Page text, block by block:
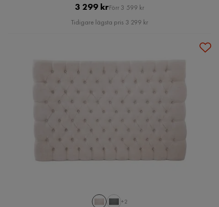
Pris
3 299 krOriginal
Pris
Förr 3 599 kr
Tidigare lägsta pris 3 299 kr
+2